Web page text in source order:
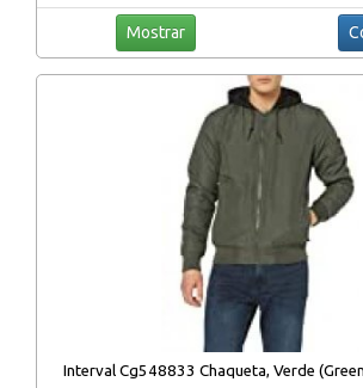
Mostrar
Interval Cg548833 Chaqueta, Verde